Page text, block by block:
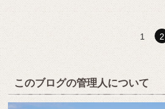
1 2
このブログの管理人について